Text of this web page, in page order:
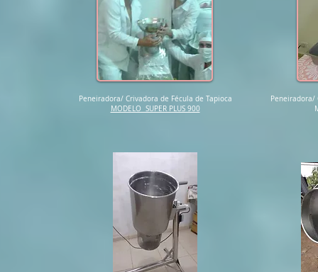
Peneiradora/ Crivadora de Fécula de Tapioca
MODELO SUPER PLUS 900
Peneiradora/